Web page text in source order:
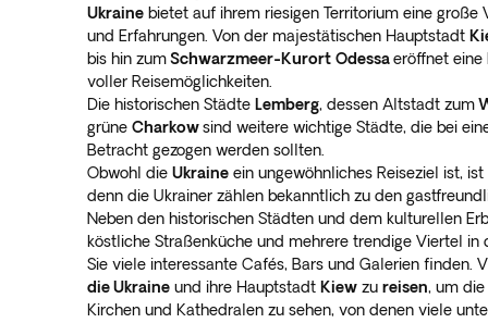
Ukraine bietet auf ihrem riesigen Territorium eine
und Erfahrungen. Von der majestätischen Hauptstadt
bis hin zumSchwarzmeer-Kurort Odessaeröffnet eine
voller Reisemöglichkeiten.
Die historischen Städte Lemberg, dessen Altstadt zum
grüne Charkowsind weitere wichtige Städte, die bei
Betracht gezogen werden sollten.
Obwohl die Ukraine ein ungewöhnliches Reiseziel ist, ist
denn die Ukrainer zählen bekanntlich zu den
Neben den historischen Städten und dem kulturellen
köstliche Straßenküche und mehrere trendige Viertel in
Sie viele interessante Cafés, Bars und Galerien finden.
die Ukraine und ihre Hauptstadt Kiew zu reisen, um
Kirchen und Kathedralen zu sehen, von denen viele